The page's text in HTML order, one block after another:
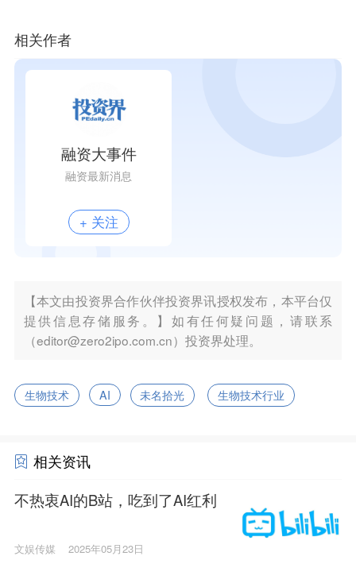
相关作者
融资大事件
融资最新消息
+ 关注
【本文由投资界合作伙伴投资界讯授权发布，本平台仅
提供信息存储服务。】如有任何疑问题，请联系
（editor@zero2ipo.com.cn）投资界处理。
生物技术 AI 未名拾光 生物技术行业
相关资讯
不热衷AI的B站，吃到了AI红利
文娱传媒 2025年05月23日